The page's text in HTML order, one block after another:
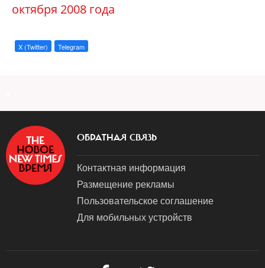
октября 2008 года
X (Twitter) Telegram
ОБРАТНАЯ СВЯЗЬ
Контактная информация
Размещение рекламы
Пользовательское соглашение
Для мобильных устройств